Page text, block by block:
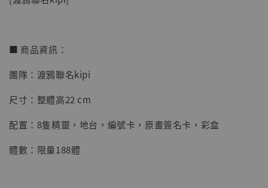
【店內現貨】七龍珠 系列蒐藏雕像 悟空 鳥山
明紀念款 [奇蹟工作室]
NT$ 5,580
■ 商品資訊：
團隊：渡鴉聯名kipi
尺寸：整體高22 cm
配置：8隻精靈，地台，編號卡，原畫簽名卡，彩盒
體數：限量188體